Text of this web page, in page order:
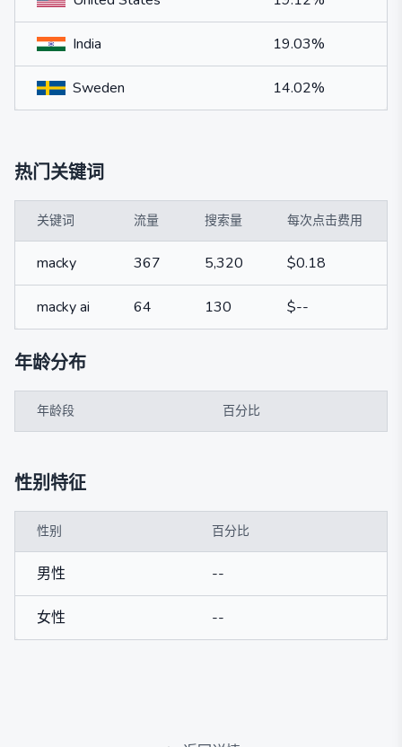
India 19.03%
Sweden 14.02%
热门关键词
关键词 流量 搜索量 每次点击费用
macky 367 5,320 $0.18
macky ai 64 130 $--
年龄分布
年龄段 百分比
性别特征
性别 百分比
男性 --
女性 --